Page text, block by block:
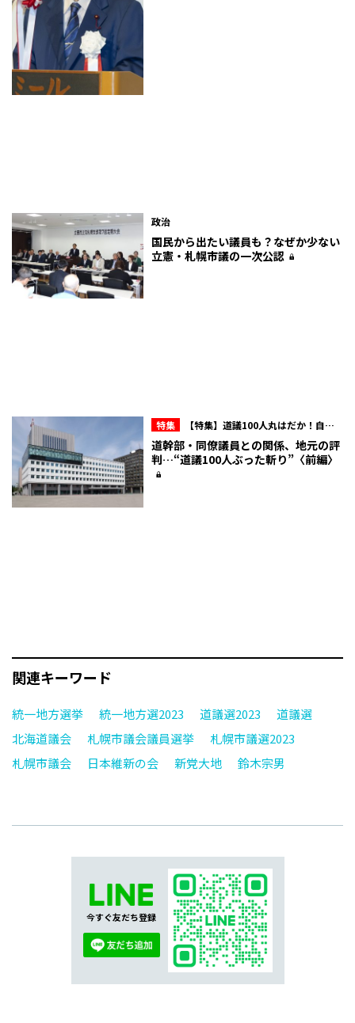
政治
国民から出たい議員も？なぜか少ない
立憲・札幌市議の一次公認
特集
【特集】道議100人丸はだか！自民
会派内のマル秘情報を赤裸々に！北海道議
会“ここだけの話”
道幹部・同僚議員との関係、地元の評
判…“道議100人ぶった斬り”〈前編〉
関連キーワード
統一地方選挙 統一地方選2023 道議選2023
道議選
北海道議会
札幌市議会議員選挙
札幌市議選2023
札幌市議会
日本維新の会 新党大地 鈴木宗男
今すぐ友だち登録